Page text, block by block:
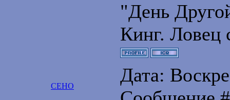
"День
Кинг. Ловец
CEHO
Дата: